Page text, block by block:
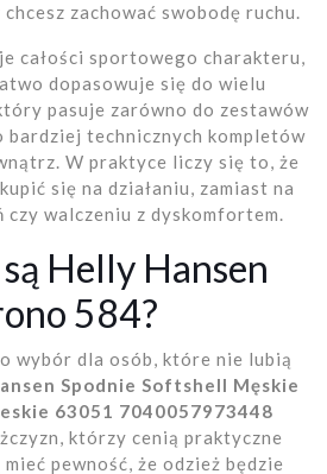
zachować swobodę ruchu.
całości sportowego charakteru,
dopasowuje się do wielu
pasuje zarówno do zestawów
bardziej technicznych kompletów
W praktyce liczy się to, że
się na działaniu, zamiast na
czy walczeniu z dyskomfortem.
Helly Hansen
584?
wybór dla osób, które nie lubią
Spodnie Softshell Męskie
63051 7040057973448
którzy cenią praktyczne
pewność, że odzież będzie